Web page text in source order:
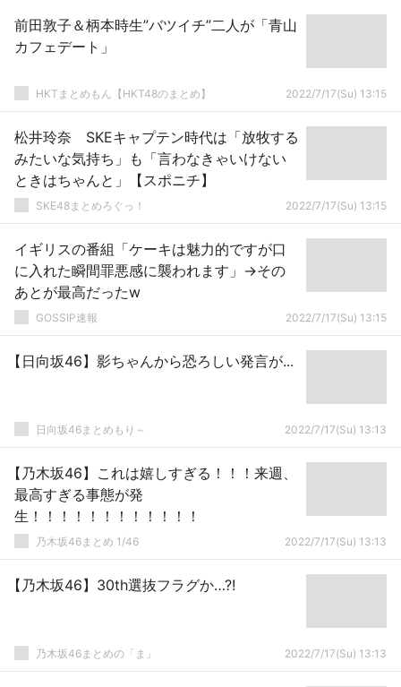
前田敦子＆柄本時生”バツイチ”二人が「青山
カフェデート」
HKTまとめもん【HKT48のまとめ】 2022/7/17(Su) 13:15
松井玲奈 SKEキャプテン時代は「放牧する
みたいな気持ち」も「言わなきゃいけない
ときはちゃんと」【スポニチ】
SKE48まとめろぐっ！ 2022/7/17(Su) 13:15
イギリスの番組「ケーキは魅力的ですが口
に入れた瞬間罪悪感に襲われます」→その
あとが最高だったw
GOSSIP速報 2022/7/17(Su) 13:15
【日向坂46】影ちゃんから恐ろしい発言が...
日向坂46まとめもり～ 2022/7/17(Su) 13:13
【乃木坂46】これは嬉しすぎる！！！来週、
最高すぎる事態が発
生！！！！！！！！！！！！
乃木坂46まとめ 1/46 2022/7/17(Su) 13:13
【乃木坂46】30th選抜フラグか…?!
乃木坂46まとめの「ま」 2022/7/17(Su) 13:13